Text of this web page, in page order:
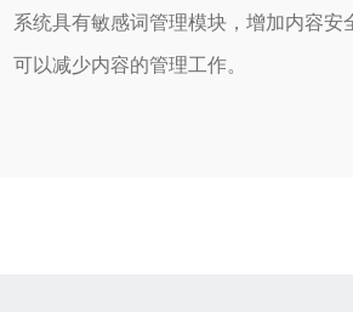
系统具有敏感词管理模块，增加内容安
可以减少内容的管理工作。